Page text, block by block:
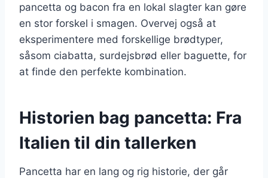
pancetta og bacon fra en lokal slagter kan gøre
en stor forskel i smagen. Overvej også at
eksperimentere med forskellige brødtyper,
såsom ciabatta, surdejsbrød eller baguette, for
at finde den perfekte kombination.
Historien bag pancetta: Fra
Italien til din tallerken
Pancetta har en lang og rig historie, der går